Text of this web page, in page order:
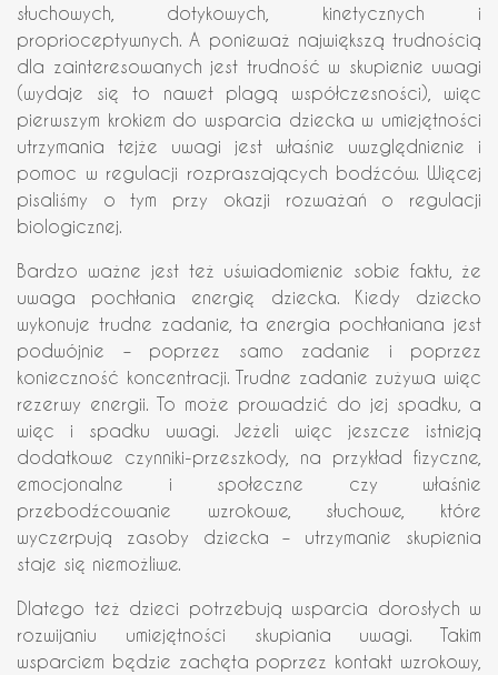
słuchowych, dotykowych, kinetycznych i
proprioceptywnych. A ponieważ największą trudnością
dla zainteresowanych jest trudność w skupienie uwagi
(wydaje się to nawet plagą współczesności), więc
pierwszym krokiem do wsparcia dziecka w umiejętności
utrzymania tejże uwagi jest właśnie uwzględnienie i
pomoc w regulacji rozpraszających bodźców. Więcej
pisaliśmy o tym przy okazji rozważań o regulacji
biologicznej.
Bardzo ważne jest też uświadomienie sobie faktu, że
uwaga pochłania energię dziecka. Kiedy dziecko
wykonuje trudne zadanie, ta energia pochłaniana jest
podwójnie – poprzez samo zadanie i poprzez
konieczność koncentracji. Trudne zadanie zużywa więc
rezerwy energii. To może prowadzić do jej spadku, a
więc i spadku uwagi. Jeżeli więc jeszcze istnieją
dodatkowe czynniki-przeszkody, na przykład fizyczne,
emocjonalne i społeczne czy właśnie
przebodźcowanie wzrokowe, słuchowe, które
wyczerpują zasoby dziecka – utrzymanie skupienia
staje się niemożliwe.
Dlatego też dzieci potrzebują wsparcia dorosłych w
rozwijaniu umiejętności skupiania uwagi. Takim
wsparciem będzie zachęta poprzez kontakt wzrokowy,